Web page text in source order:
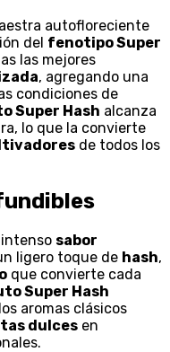
autofloreciente
del fenotipo Super
las mejores
, agregando una
condiciones de
Super Hash alcanza
lo que la convierte
de todos los
sabor
ligero toque de hash,
que convierte cada
Super Hash
aromas clásicos
dulces en